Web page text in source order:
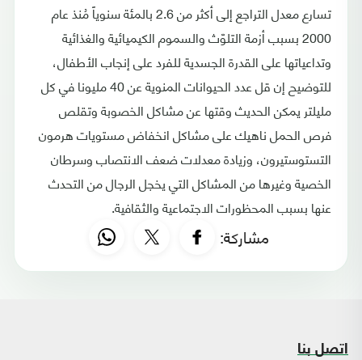
تسارع معدل التراجع إلى أكثر من 2.6 بالمئة سنوياً مُنذ عام
2000 بسبب أزمة التلوّث والسموم الكيميائية والغذائية
وتداعياتها على القدرة الجسدية للفرد على إنجاب الأطفال،
للتوضيح إن قل عدد الحيوانات المنوية عن 40 مليونا في كل
مليلتر يمكن الحديث وقتها عن مشاكل الخصوبة وتقلص
فرص الحمل ناهيك على مشاكل انخفاض مستويات هرمون
التستوستيرون، وزيادة معدلات ضعف الانتصاب وسرطان
الخصية وغيرها من المشاكل التي يخجل الرجال من التحدث
عنها بسبب المحظورات الاجتماعية والثقافية.
مشاركة:
اتصل بنا